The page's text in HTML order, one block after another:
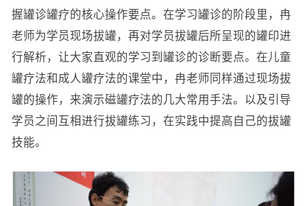
握罐诊罐疗的核心操作要点。在学习罐诊的阶段里，冉
老师为学员现场拔罐，再对学员拔罐后所呈现的罐印进
行解析，让大家直观的学习到罐诊的诊断要点。在儿童
罐疗法和成人罐疗法的课堂中，冉老师同样通过现场拔
罐的操作，来演示磁罐疗法的几大常用手法。以及引导
学员之间互相进行拔罐练习，在实践中提高自己的拔罐
技能。